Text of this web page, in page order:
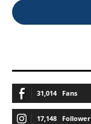
31,014 Fans
17,148 Follower